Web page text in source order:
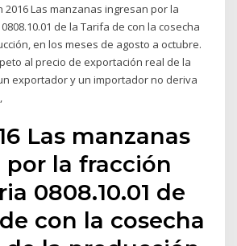
2016 Las manzanas ingresan por la
de la Tarifa de con la cosecha
en los meses de agosto a octubre.
al precio de exportación real de la
exportador y un importador no deriva
Las manzanas
por la fracción
0808.10.01 de
con la cosecha